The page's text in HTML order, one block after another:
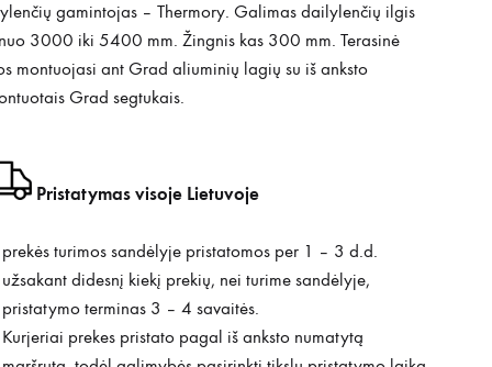
gamintojas – Thermory. Galimas dailylenčių ilgis
3000 iki 5400 mm. Žingnis kas 300 mm. Terasinė
montuojasi ant Grad aliuminių lagių su iš anksto
Grad segtukais.
Pristatymas visoje Lietuvoje
prekės turimos sandėlyje pristatomos per 1 – 3 d.d.
užsakant didesnį kiekį prekių, nei turime sandėlyje,
pristatymo terminas 3 – 4 savaitės.
Kurjeriai prekes pristato pagal iš anksto numatytą